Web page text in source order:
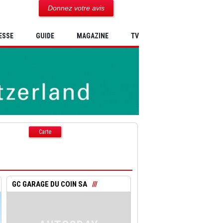
GUIDE MAGAZINE TV
Donnez votre avis
Carte
GC GARAGE DU COIN SA